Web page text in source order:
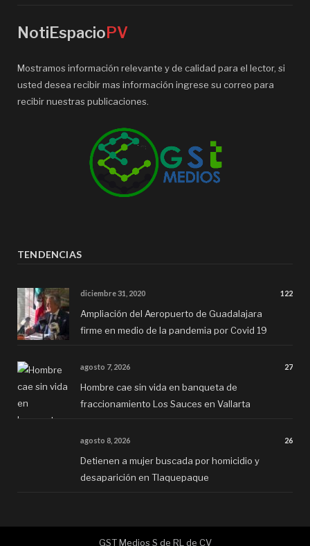
NotiEspacio PV
Mostramos información relevante y de calidad para el lector, si
usted desea recibir mas información ingrese su correo para
recibir nuestras publicaciones.
TENDENCIAS
diciembre 31, 2020 122
Ampliación del Aeropuerto de Guadalajara
firme en medio de la pandemia por Covid 19
agosto 7, 2026 27
Hombre cae sin vida en banqueta de
fraccionamiento Los Sauces en Vallarta
agosto 8, 2026 26
Detienen a mujer buscada por homicidio y
desaparición en Tlaquepaque
GST Medios S de RL de CV